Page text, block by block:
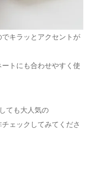
キラッとアクセントが
トにも合わせやすく使
ても大人気の
ェックしてみてくださ